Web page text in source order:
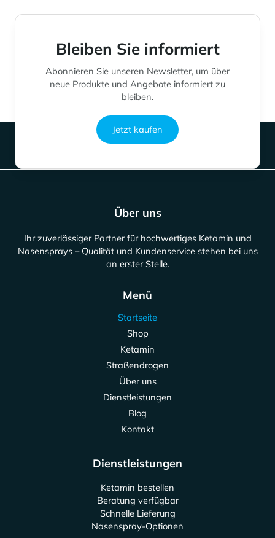
Bleiben Sie informiert
Abonnieren Sie unseren Newsletter, um über
neue Produkte und Angebote informiert zu
bleiben.
Jetzt kaufen
Über uns
Ihr zuverlässiger Partner für hochwertiges Ketamin und
Nasensprays – Qualität und Kundenservice stehen bei uns
an erster Stelle.
Menü
Startseite
Shop
Ketamin
Straßendrogen
Über uns
Dienstleistungen
Blog
Kontakt
Dienstleistungen
Ketamin bestellen
Beratung verfügbar
Schnelle Lieferung
Nasenspray-Optionen